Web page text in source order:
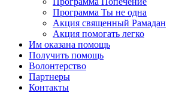
Программа Ты не одна
Акция священный Рамадан
Акция помогать легко
Им оказана помощь
Получить помощь
Волонтерство
Партнеры
Контакты